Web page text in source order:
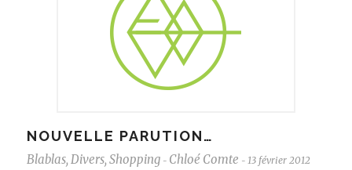
NOUVELLE PARUTION…
Blablas, Divers, Shopping - Chloé Comte - 13 février 2012